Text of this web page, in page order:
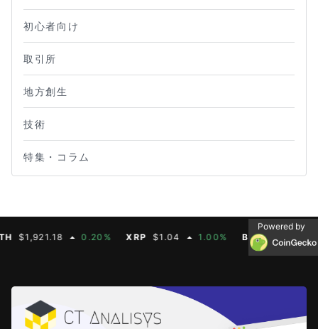
初心者向け
取引所
地方創生
技術
特集・コラム
0.20% XRP $1.04 1.00% BNB $604.50
Powered by